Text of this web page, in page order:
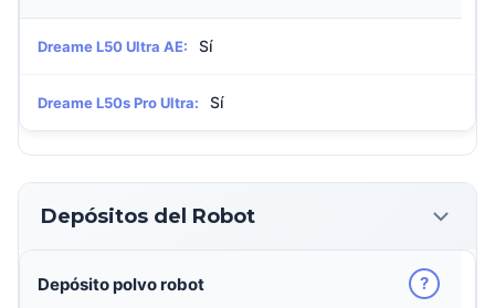
Dreame L50 Ultra AE: Sí
Dreame L50s Pro Ultra: Sí
Depósitos del Robot
Depósito polvo robot ?